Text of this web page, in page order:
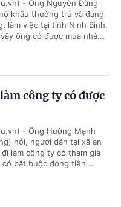
- Ông Nguyễn Đăng
khẩu thường trú và đang
làm việc tại tỉnh Ninh Bình.
ông có được mua nhà...
công ty có được
- Ông Hường Mạnh
hỏi, người dân tại xã an
làm công ty có tham gia
có bắt buộc đóng tiền...